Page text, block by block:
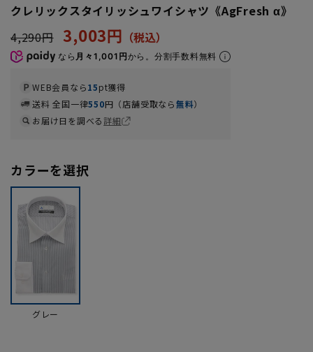
クレリックスタイリッシュワイシャツ《AgFresh α》
4,290円 3,003円
なら 月々1,001円から。分割手数料無料
WEB会員なら15pt獲得
送料 全国一律550円（店舗受取なら無料）
お届け日を調べる詳細
カラーを選択
グレー